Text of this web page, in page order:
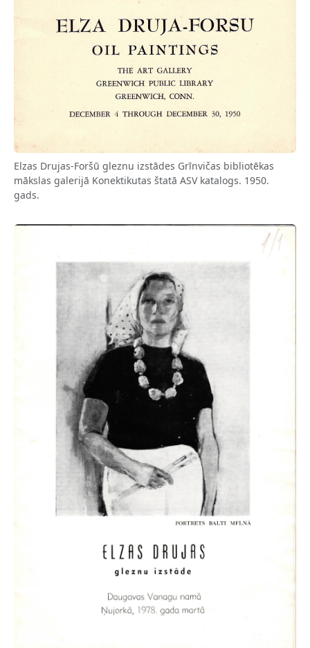
Elzas Drujas-Foršū gleznu izstādes Grīnvičas bibliotēkas
mākslas galerijā Konektikutas štatā ASV katalogs. 1950.
gads.